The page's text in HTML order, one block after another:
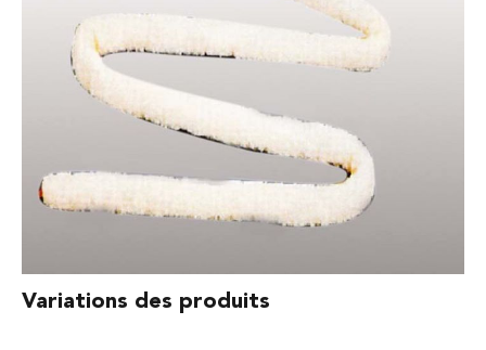
Sert à encercler des machines et des
systèmes fortement lubrifiés, à délimiter des
fuites importantes par la pose d'un collier
de fuite et à sécuriser le transport de
Variations des produits